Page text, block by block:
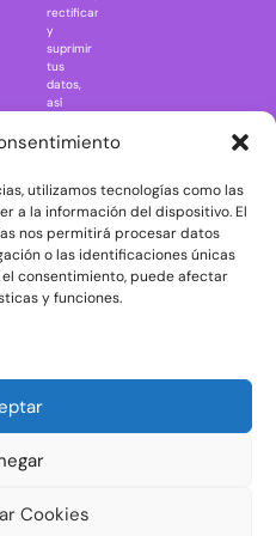
utilizamos tecnologías como las
a la información del dispositivo. El
nos permitirá procesar datos
o las identificaciones únicas
consentimiento, puede afectar
y funciones.
Cookies
rectificar
y
suprimir
tus
datos,
así
ejercer
consultando
la
información
adicional
y
detallada
sobre